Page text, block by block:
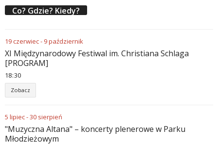
Co? Gdzie? Kiedy?
19czerwiec- 9październik
XI Międzynarodowy Festiwal im. Christiana Schlaga
[PROGRAM]
18:30
Zobacz
5 lipiec-30 sierpień
"Muzyczna Altana" – koncerty plenerowe w Parku
Młodzieżowym